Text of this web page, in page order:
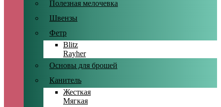
Полезная мелочевка
Швензы
Фетр
Blitz
Rayher
Основы для брошей
Канитель
Жесткая
Мягкая